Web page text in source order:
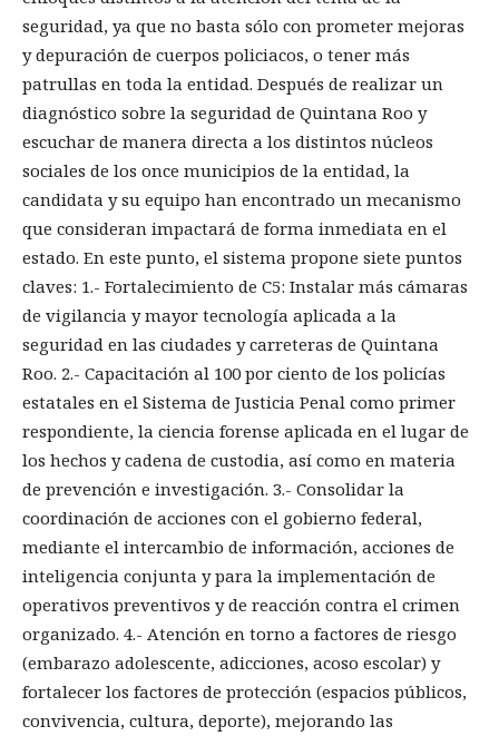
seguridad, ya que no basta sólo con prometer mejoras
y depuración de cuerpos policiacos, o tener más
patrullas en toda la entidad. Después de realizar un
diagnóstico sobre la seguridad de Quintana Roo y
escuchar de manera directa a los distintos núcleos
sociales de los once municipios de la entidad, la
candidata y su equipo han encontrado un mecanismo
que consideran impactará de forma inmediata en el
estado. En este punto, el sistema propone siete puntos
claves: 1.- Fortalecimiento de C5: Instalar más cámaras
de vigilancia y mayor tecnología aplicada a la
seguridad en las ciudades y carreteras de Quintana
Roo. 2.- Capacitación al 100 por ciento de los policías
estatales en el Sistema de Justicia Penal como primer
respondiente, la ciencia forense aplicada en el lugar de
los hechos y cadena de custodia, así como en materia
de prevención e investigación. 3.- Consolidar la
coordinación de acciones con el gobierno federal,
mediante el intercambio de información, acciones de
inteligencia conjunta y para la implementación de
operativos preventivos y de reacción contra el crimen
organizado. 4.- Atención en torno a factores de riesgo
(embarazo adolescente, adicciones, acoso escolar) y
fortalecer los factores de protección (espacios públicos,
convivencia, cultura, deporte), mejorando las